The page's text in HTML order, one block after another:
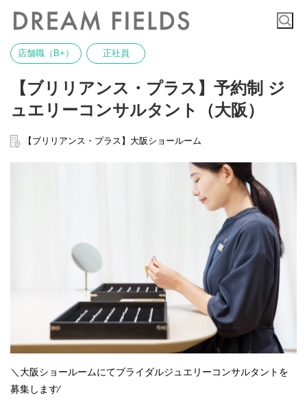
店舗職（B+） 正社員
【ブリリアンス・プラス】予約制 ジ
ュエリーコンサルタント（大阪）
【ブリリアンス・プラス】大阪ショールーム
＼大阪ショールームにてブライダルジュエリーコンサルタントを
募集します∕